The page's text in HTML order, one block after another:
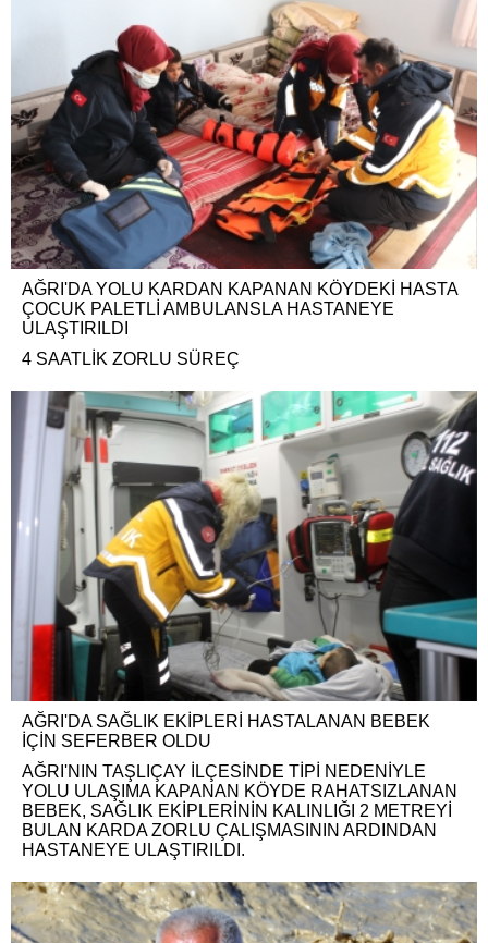
AĞRI'DA YOLU KARDAN KAPANAN KÖYDEKİ HASTA
ÇOCUK PALETLİ AMBULANSLA HASTANEYE
ULAŞTIRILDI
4 SAATLİK ZORLU SÜREÇ
AĞRI'DA SAĞLIK EKİPLERİ HASTALANAN BEBEK
İÇİN SEFERBER OLDU
AĞRI'NIN TAŞLIÇAY İLÇESİNDE TİPİ NEDENİYLE
YOLU ULAŞIMA KAPANAN KÖYDE RAHATSIZLANAN
BEBEK, SAĞLIK EKİPLERİNİN KALINLIĞI 2 METREYİ
BULAN KARDA ZORLU ÇALIŞMASININ ARDINDAN
HASTANEYE ULAŞTIRILDI.